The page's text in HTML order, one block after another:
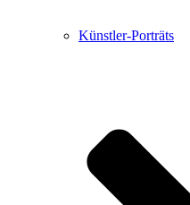
Künstler-Porträts